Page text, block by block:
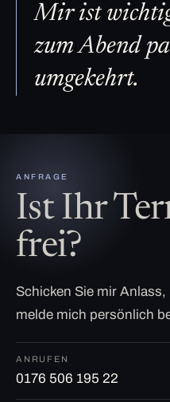
Mir ist
zum Abend
umgekehrt.
ANFRAGE
Ist Ihr
frei?
Schicken Sie mir
melde mich persönlich
ANRUFEN
0176 506 195 22